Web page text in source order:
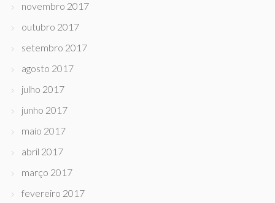
novembro 2017
outubro 2017
setembro 2017
agosto 2017
julho 2017
junho 2017
maio 2017
abril 2017
março 2017
fevereiro 2017